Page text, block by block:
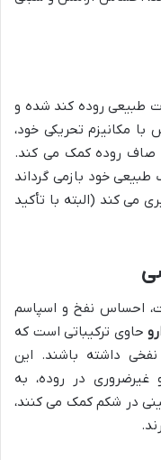
طبیعی روده کند شده و
مکانیزم تحریکی خود،
صاف روده کمک می کند.
طبیعی خود بازمی گرداند
می کند (البته با تأکید
احساس نفخ و اسپاسم
حاوی ترکیباتی است که
داشته باشند. این
غیرضروری در روده، به
در شکم کمک می کنند،